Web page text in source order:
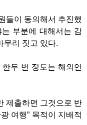
들이 동의해서 추진했
부분에 대해서는 감
무리 짓고 있다.
두 번 정도는 해외연
제출하면 그것으로 반
여행” 목적이 지배적